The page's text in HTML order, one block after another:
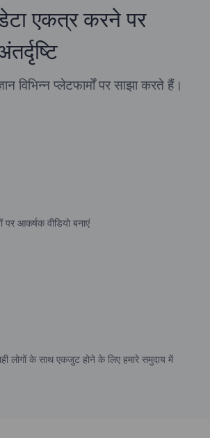
एकत्र करने पर
विभिन्न प्लेटफार्मों पर साझा करते हैं।
पर आकर्षक वीडियो बनाएं
लोगों के साथ एकजुट होने के लिए हमारे समुदाय में